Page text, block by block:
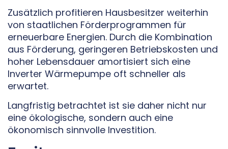
Zusätzlich profitieren Hausbesitzer weiterhin
von staatlichen Förderprogrammen für
erneuerbare Energien. Durch die Kombination
aus Förderung, geringeren Betriebskosten und
hoher Lebensdauer amortisiert sich eine
Inverter Wärmepumpe oft schneller als
erwartet.
Langfristig betrachtet ist sie daher nicht nur
eine ökologische, sondern auch eine
ökonomisch sinnvolle Investition.